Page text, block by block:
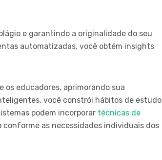
e garantindo a originalidade do seu
automatizadas, você obtém insights
os educadores, aprimorando sua
você constrói hábitos de estudo
podem incorporar técnicas de
as necessidades individuais dos